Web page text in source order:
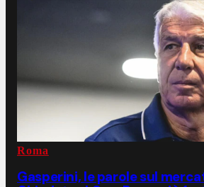
Roma
Gasperini, le parole sul